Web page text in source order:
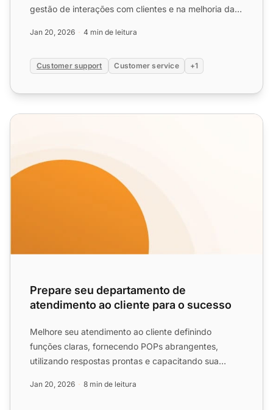
gestão de interações com clientes e na melhoria da
Jan 20, 2026 4 min de leitura
Customer support Customer service +1
Prepare seu departamento de atendimento ao cliente
Prepare seu departamento de
atendimento ao cliente para o sucesso
Melhore seu atendimento ao cliente definindo
funções claras, fornecendo POPs abrangentes,
utilizando respostas prontas e capacitando sua
Jan 20, 2026 8 min de leitura